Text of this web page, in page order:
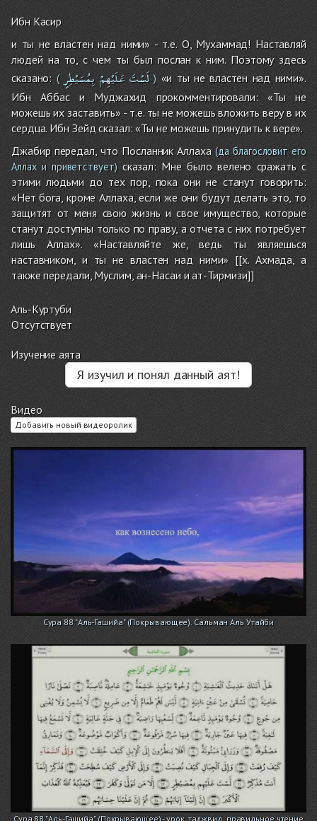
Ибн Касир
и ты не властен над ними» - т.е. О, Мухаммад! Наставляй
людей на то, с чем ты был послан к ним. Поэтому здесь
сказано: ( لَسْتَ عَلَيْهِمْ بِمُسَيْطِرٍ ) «и ты не властен над ними».
Ибн Аббас и Муджахид прокомментировали: «Ты не
можешь их заставить» - т.е. ты не можешь вложить веру в их
сердца. Ибн Зейд сказал: «Ты не можешь принудить к вере».
Джабир передал, что Посланник Аллаха(да благословит его
Аллах и приветствует)сказал: Мне было велено сражать с
этими людьми до тех пор, пока они не станут говорить:
«Нет бога, кроме Аллаха, если же они будут делать это, то
защитят от меня свою жизнь и свое имущество, которые
станут доступны только по праву, а отчета с них потребует
лишь Аллах». «Наставляйте же, ведь ты являешься
наставником, и ты не властен над ними» [[х. Ахмада, а
также передали, Муслим, ан-Насаи и ат-Тирмизи]]
Аль-Куртуби
Отсутствует
Изучение аята
Я изучил и понял данный аят!
Видео
Добавить новый видеоролик
Сура 88 "Аль-Гашийа" (Покрывающее). Сальман Аль Утайби
Сура 88 "Аль-Гашийа" (Покрывающее) - урок, таджвид, правильное чтение